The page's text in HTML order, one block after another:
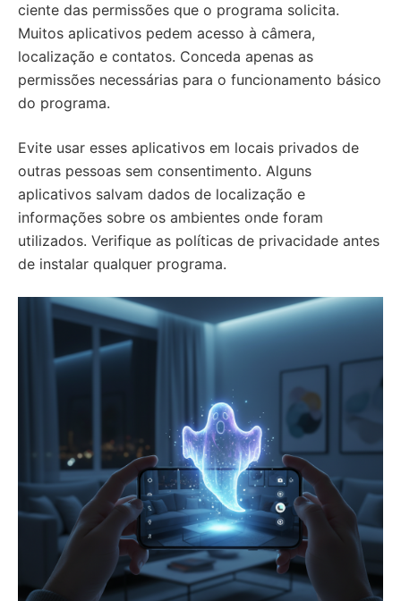
ciente das permissões que o programa solicita.
Muitos aplicativos pedem acesso à câmera,
localização e contatos. Conceda apenas as
permissões necessárias para o funcionamento básico
do programa.
Evite usar esses aplicativos em locais privados de
outras pessoas sem consentimento. Alguns
aplicativos salvam dados de localização e
informações sobre os ambientes onde foram
utilizados. Verifique as políticas de privacidade antes
de instalar qualquer programa.